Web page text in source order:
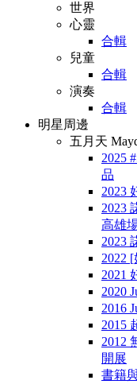
世界
心靈
合輯
兒童
合輯
演奏
合輯
明星周邊
五月天
2025
品
2023
2023
高雄
2023
2022
2021
2020
2016
2015
2012
開展
書籍